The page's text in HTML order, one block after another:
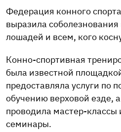
Федерация конного
выразила
лошадей и всем, кого
Конно-спортивная
была известной
предоставляла услуги по
обучению верховой езде,
проводила мастер-классы
семинары.